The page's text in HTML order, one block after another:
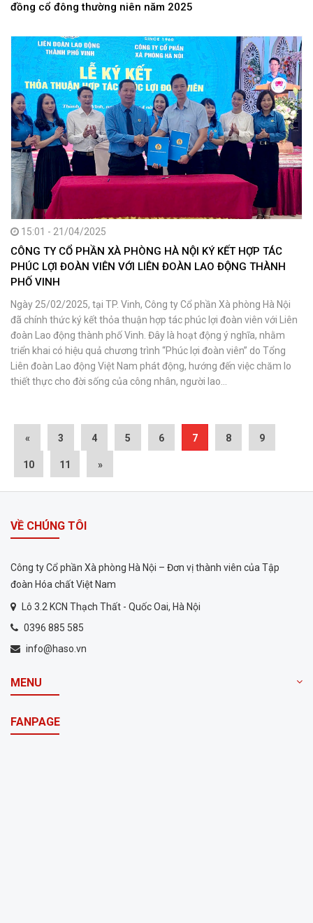
đồng cổ đông thường niên năm 2025
15:01 - 21/04/2025
CÔNG TY CỔ PHẦN XÀ PHÒNG HÀ NỘI KÝ KẾT HỢP TÁC
PHÚC LỢI ĐOÀN VIÊN VỚI LIÊN ĐOÀN LAO ĐỘNG THÀNH
PHỐ VINH
Ngày 25/02/2025, tại TP. Vinh, Công ty Cổ phần Xà phòng Hà Nội
đã chính thức ký kết thỏa thuận hợp tác phúc lợi đoàn viên với Liên
đoàn Lao động thành phố Vinh. Đây là hoạt động ý nghĩa, nhằm
triển khai có hiệu quả chương trình “Phúc lợi đoàn viên” do Tổng
Liên đoàn Lao động Việt Nam phát động, hướng đến việc chăm lo
thiết thực cho đời sống của công nhân, người lao...
« 3 4 5 6 7 8 9
10 11 »
VỀ CHÚNG TÔI
Công ty Cổ phần Xà phòng Hà Nội – Đơn vị thành viên của Tập
đoàn Hóa chất Việt Nam
Lô 3.2 KCN Thạch Thất - Quốc Oai, Hà Nội
0396 885 585
info@haso.vn
MENU
FANPAGE